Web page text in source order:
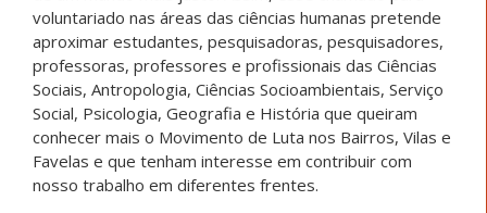
voluntariado nas áreas das ciências humanas pretende
aproximar estudantes, pesquisadoras, pesquisadores,
professoras, professores e profissionais das Ciências
Sociais, Antropologia, Ciências Socioambientais, Serviço
Social, Psicologia, Geografia e História que queiram
conhecer mais o Movimento de Luta nos Bairros, Vilas e
Favelas e que tenham interesse em contribuir com
nosso trabalho em diferentes frentes.